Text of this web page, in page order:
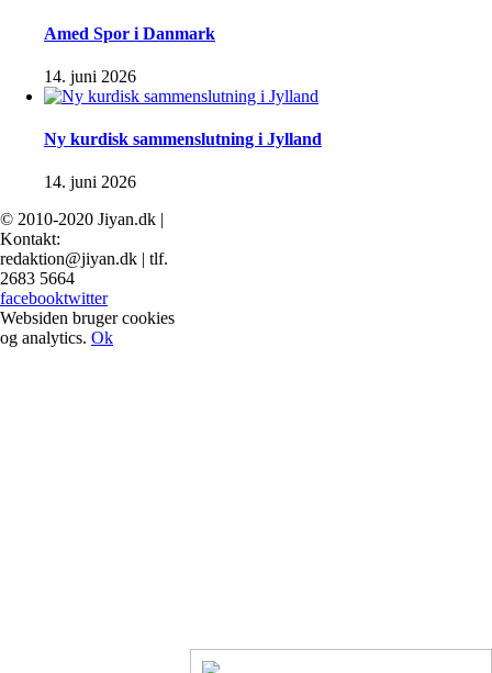
Amed Spor i Danmark
14. juni 2026
Ny kurdisk sammenslutning i Jylland
14. juni 2026
© 2010-2020 Jiyan.dk |
Kontakt:
redaktion@jiyan.dk | tlf.
2683 5664
facebooktwitter
Websiden bruger cookies
og analytics. Ok